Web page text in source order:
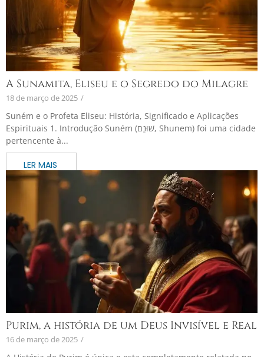
A Sunamita, Eliseu e o Segredo do Milagre
18 de março de 2025 /
Suném e o Profeta Eliseu: História, Significado e Aplicações
Espirituais 1. Introdução Suném (שׁוּנֵם, Shunem) foi uma cidade
pertencente à...
Purim, a história de um Deus Invisível e Real
16 de março de 2025 /